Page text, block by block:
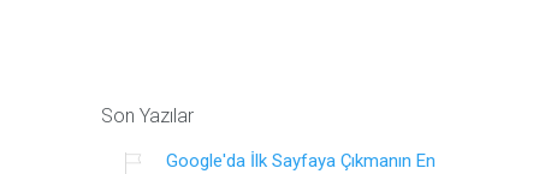
Son Yazılar
Google'da İlk Sayfaya Çıkmanın En